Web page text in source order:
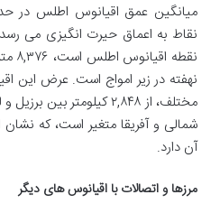
نقاط به اعماق حیرت انگیزی می
نهفته در زیر امواج است. عرض این
شمالی و آفریقا متغیر است، که نشان
آن دارد.
مرزها و اتصالات با اقیانوس های دیگر